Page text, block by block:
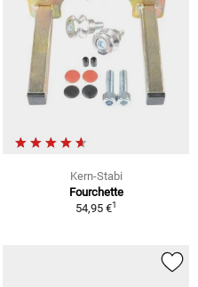
Kern-Stabi
Fourchette
54,95 €1